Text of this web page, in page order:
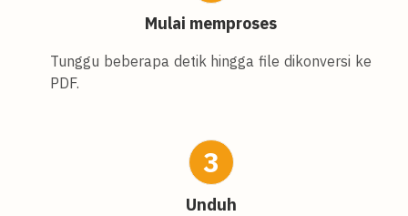
Mulai memproses
Tunggu beberapa detik hingga file dikonversi ke
PDF.
3
Unduh